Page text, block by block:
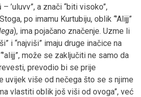
– ’uluvv”, a znači “biti visoko”,
po imamu Kurtubiju, oblik “’Alijj”
), ima pojačano značenje. Uzme li
i “najviši” imaju druge inačice na
može se zaključiti ne samo da
prevodio bi se prije
uvijek više od nečega što se s njime
vlastiti oblik još viši od ovoga”, već